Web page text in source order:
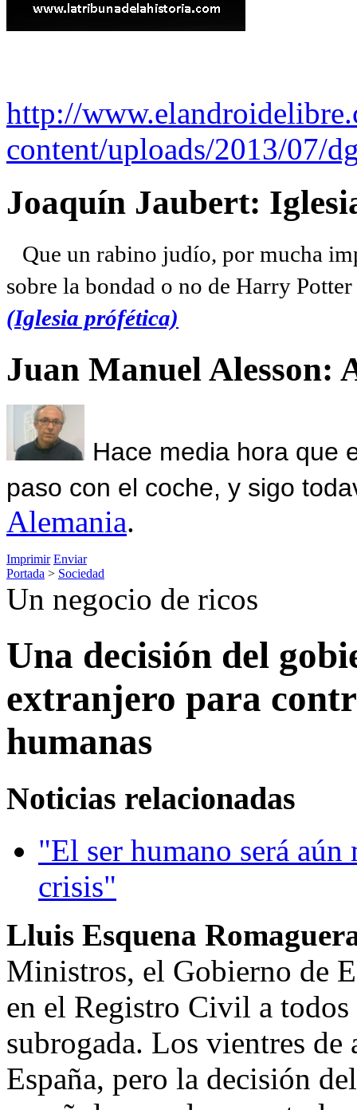
http://
content/uploads/2013/07/
Joaquín Jaubert:
Que un rabino judío, por mucha
sobre la bondad o no de Harry
(Iglesia prófética)
Juan Manuel Alesson:
Hace media hora que
paso con el coche, y sigo
Alemania.
Imprimir Enviar
Portada > Sociedad
Un negocio de ricos
Una decisión del
extranjero para
humanas
Noticias relacionadas
"El ser humano será aún
crisis"
Lluis Esquena
Ministros, el Gobierno de
en el Registro Civil a
subrogada. Los vientres
España, pero la decisión